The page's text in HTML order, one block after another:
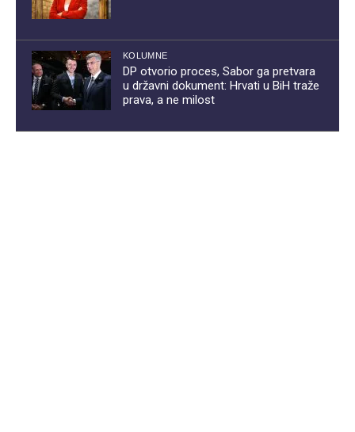
KOLUMNE
DP otvorio proces, Sabor ga pretvara
u državni dokument: Hrvati u BiH traže
prava, a ne milost